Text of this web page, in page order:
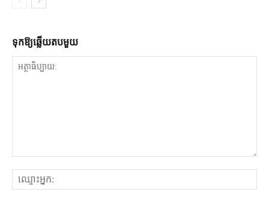
ទុក​ឱ្យ​ឆ្លើយ​តប​មួយ